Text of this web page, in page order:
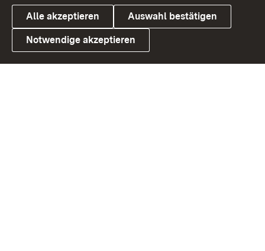
Link zum Landesportal
Alle akzeptieren Auswahl bestätigen
Notwendige akzeptieren